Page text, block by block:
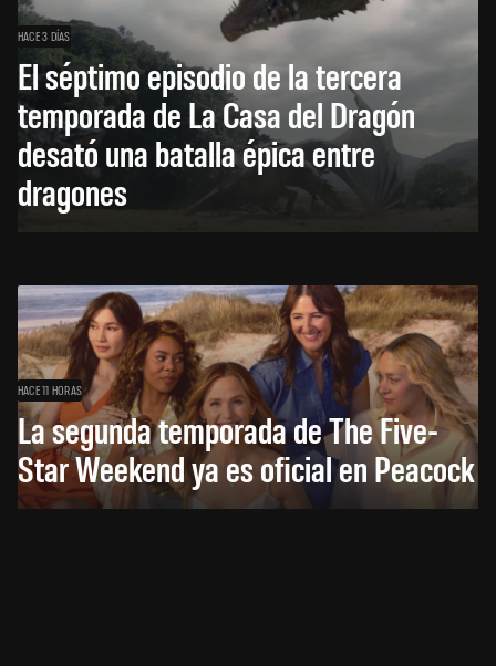
HACE 3 DÍAS
El séptimo episodio de la tercera
temporada de La Casa del Dragón
desató una batalla épica entre
dragones
HACE 11 HORAS
La segunda temporada de The Five-
Star Weekend ya es oficial en Peacock